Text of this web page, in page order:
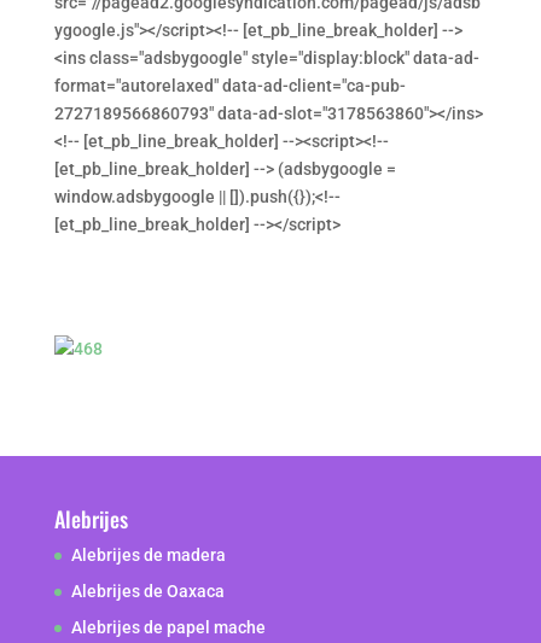
ygoogle.js"></script><!-- [et_pb_line_break_holder] -->
<ins class="adsbygoogle" style="display:block" data-ad-
format="autorelaxed" data-ad-client="ca-pub-
2727189566860793" data-ad-slot="3178563860"></ins>
<!-- [et_pb_line_break_holder] --><script><!--
[et_pb_line_break_holder] --> (adsbygoogle =
window.adsbygoogle || []).push({});<!--
[et_pb_line_break_holder] --></script>
Alebrijes
Alebrijes de madera
Alebrijes de Oaxaca
Alebrijes de papel mache